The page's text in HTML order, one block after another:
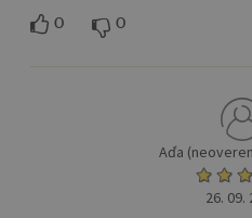
0 0
Aďa
26. 09.